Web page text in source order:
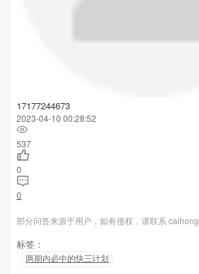
17177244673
2023-04-10 00:28:52
537
0
0
部分问答来源于用户，如有侵权，请联系
标签：
两期内必中的快三计划